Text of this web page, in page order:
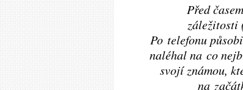
Před
záležitosti
Po telefonu
naléhal na co
svojí známou,
na